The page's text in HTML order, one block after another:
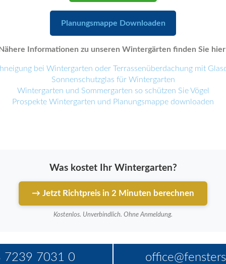
Planungsmappe Downloaden
Informationen zu unseren Wintergärten finden Sie
bei Wintergarten oder Terrassenüberdachung mit
Sonnenschutzglas für Wintergarten
Wintergarten und Sommergarten so schützen Sie Vögel
Prospekte Wintergarten und Planungsmappe downloaden
Was kostet Ihr Wintergarten?
→ Jetzt Richtpreis in 2 Minuten berechnen
Kostenlos. Unverbindlich. Ohne Anmeldung.
7239 7031 0